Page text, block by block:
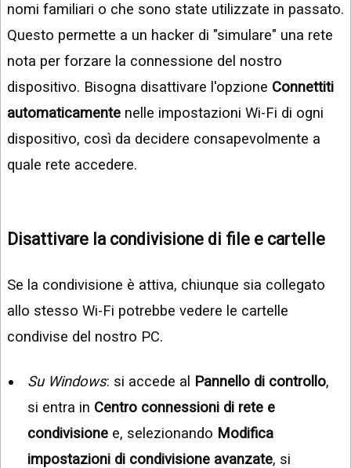
nomi familiari o che sono state utilizzate in passato.
Questo permette a un hacker di "simulare" una rete
nota per forzare la connessione del nostro
dispositivo. Bisogna disattivare l'opzione Connettiti
automaticamente nelle impostazioni Wi-Fi di ogni
dispositivo, così da decidere consapevolmente a
quale rete accedere.
Disattivare la condivisione di file e cartelle
Se la condivisione è attiva, chiunque sia collegato
allo stesso Wi-Fi potrebbe vedere le cartelle
condivise del nostro PC.
Su Windows: si accede al Pannello di controllo,
si entra in Centro connessioni di rete e
condivisione e, selezionando Modifica
impostazioni di condivisione avanzate, si